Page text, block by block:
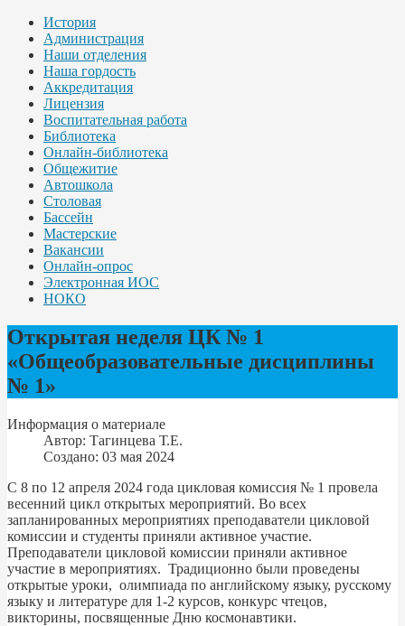
История
Администрация
Наши отделения
Наша гордость
Аккредитация
Лицензия
Воспитательная работа
Библиотека
Онлайн-библиотека
Общежитие
Автошкола
Столовая
Бассейн
Мастерские
Вакансии
Онлайн-опрос
Электронная ИОС
НОКО
Открытая неделя ЦК № 1
«Общеобразовательные дисциплины
№ 1»
Информация о материале
Автор: Тагинцева Т.Е.
Создано: 03 мая 2024
С 8 по 12 апреля 2024 года цикловая комиссия № 1 провела
весенний цикл открытых мероприятий. Во всех
запланированных мероприятиях преподаватели цикловой
комиссии и студенты приняли активное участие.
Преподаватели цикловой комиссии приняли активное
участие в мероприятиях. Традиционно были проведены
открытые уроки, олимпиада по английскому языку, русскому
языку и литературе для 1-2 курсов, конкурс чтецов,
викторины, посвященные Дню космонавтики.